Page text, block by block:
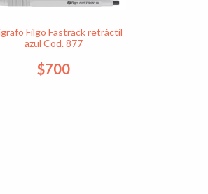
Filgo Fastrack retráctil
azul Cod. 877
$700